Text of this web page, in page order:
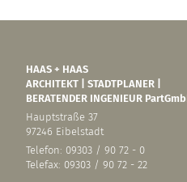
HAAS + HAAS
ARCHITEKT | STADTPLANER |
BERATENDER INGENIEUR
Hauptstraße 37
97246 Eibelstadt
Telefon: 09303 / 90 72 - 0
Telefax: 09303 / 90 72 - 22